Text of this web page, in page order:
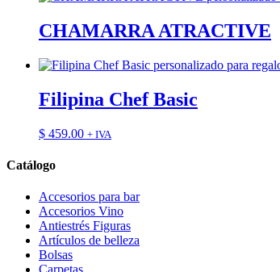
CHAMARRA ATRACTIVE
Filipina Chef Basic
$ 459.00 + IVA
Catálogo
Accesorios para bar
Accesorios Vino
Antiestrés Figuras
Artículos de belleza
Bolsas